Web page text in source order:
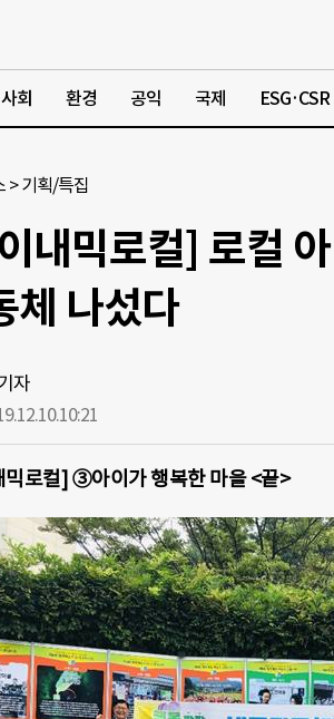
사회 환경 공익 국제 ESG·CSR
>기획/특집
내믹로컬] 로컬
체 나섰다
자
10:21
믹로컬] ③아이가 행복한 마을 <끝>